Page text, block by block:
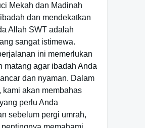
Mekah dan Madinah
dan mendekatkan
Allah SWT adalah
sangat istimewa.
ini memerlukan
matang agar ibadah Anda
dan nyaman. Dalam
kami akan membahas
perlu Anda
sebelum pergi umrah,